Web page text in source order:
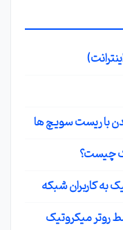
به کاربران شبکه
روتر میکروتیک